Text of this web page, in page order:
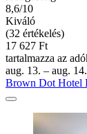
8,6/10
Kiváló
(32 értékelés)
17 627 Ft
tartalmazza az
aug. 13. – aug. 14.
Brown Dot Hotel